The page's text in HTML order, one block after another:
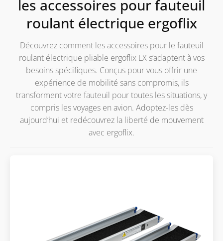
les accessoires pour fauteuil
roulant électrique ergoflix
Découvrez comment les accessoires pour le fauteuil
roulant électrique pliable ergoflix LX s’adaptent à vos
besoins spécifiques. Conçus pour vous offrir une
expérience de mobilité sans compromis, ils
transforment votre fauteuil pour toutes les situations, y
compris les voyages en avion. Adoptez-les dès
aujourd’hui et redécouvrez la liberté de mouvement
avec ergoflix.